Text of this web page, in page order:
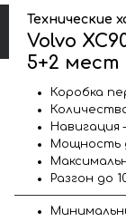
Технические
Volvo
5+2 мест
Коробка
Навигация
Мощность
Разгон до